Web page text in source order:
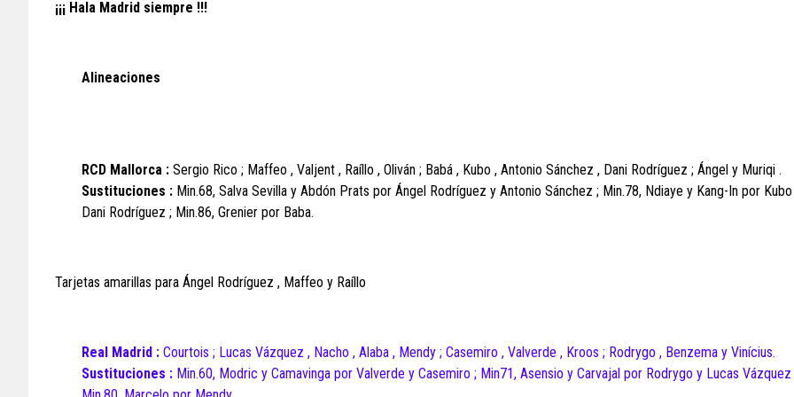
¡¡¡ Hala Madrid siempre !!!
Alineaciones
RCD Mallorca : Sergio Rico ; Maffeo , Valjent , Raíllo , Oliván ; Babá , Kubo , Antonio Sánchez , Dani Rodríguez ; Ángel y Muriqi .
Sustituciones : Min.68, Salva Sevilla y Abdón Prats por Ángel Rodríguez y Antonio Sánchez ; Min.78, Ndiaye y Kang-In por
Dani Rodríguez ; Min.86, Grenier por Baba.
Tarjetas amarillas para Ángel Rodríguez , Maffeo y Raíllo
Real Madrid : Courtois ; Lucas Vázquez , Nacho , Alaba , Mendy ; Casemiro , Valverde , Kroos ; Rodrygo , Benzema y Vinícius.
Sustituciones : Min.60, Modric y Camavinga por Valverde y Casemiro ; Min71, Asensio y Carvajal por Rodrygo y Lucas Vázquez